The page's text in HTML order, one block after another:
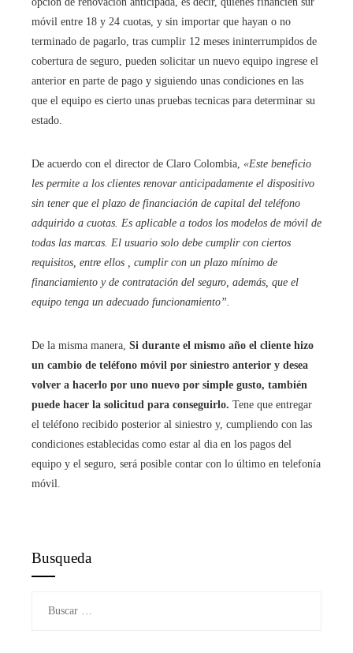
móvil entre 18 y 24 cuotas, y sin importar que hayan o no
terminado de pagarlo, tras cumplir 12 meses ininterrumpidos de
cobertura de seguro, pueden solicitar un nuevo equipo ingrese el
anterior en parte de pago y siguiendo unas condiciones en las
que el equipo es cierto unas pruebas tecnicas para determinar su
estado.
De acuerdo con el director de Claro Colombia, «Este beneficio
les permite a los clientes renovar anticipadamente el dispositivo
sin tener que el plazo de financiación de capital del teléfono
adquirido a cuotas. Es aplicable a todos los modelos de móvil de
todas las marcas. El usuario solo debe cumplir con ciertos
requisitos, entre ellos , cumplir con un plazo mínimo de
financiamiento y de contratación del seguro, además, que el
equipo tenga un adecuado funcionamiento”.
De la misma manera, Si durante el mismo año el cliente hizo
un cambio de teléfono móvil por siniestro anterior y desea
volver a hacerlo por uno nuevo por simple gusto, también
puede hacer la solicitud para conseguirlo. Tene que entregar
el teléfono recibido posterior al siniestro y, cumpliendo con las
condiciones establecidas como estar al dia en los pagos del
equipo y el seguro, será posible contar con lo último en telefonía
móvil.
Busqueda